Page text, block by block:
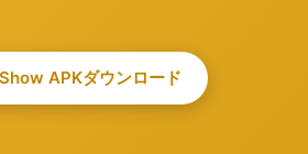
APKダウンロード